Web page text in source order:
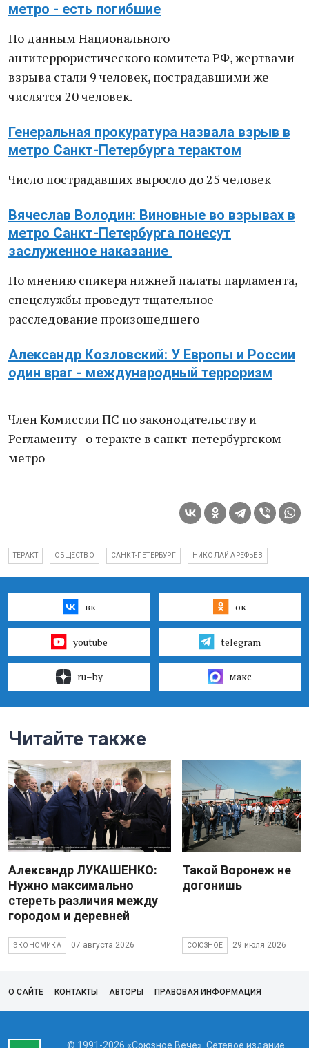
метро - есть погибшие
По данным Национального
антитеррористического комитета РФ, жертвами
взрыва стали 9 человек, пострадавшими же
числятся 20 человек.
Генеральная прокуратура назвала взрыв в
метро Санкт-Петербурга терактом
Число пострадавших выросло до 25 человек
Вячеслав Володин: Виновные во взрывах в
метро Санкт-Петербурга понесут
заслуженное наказание
По мнению спикера нижней палаты парламента,
спецслужбы проведут тщательное
расследование произошедшего
Александр Козловский: У Европы и России
один враг - международный терроризм
Член Комиссии ПС по законодательству и
Регламенту - о теракте в санкт-петербургском
метро
ТЕРАКТ ОБЩЕСТВО САНКТ-ПЕТЕРБУРГ НИКОЛАЙ АРЕФЬЕВ
вк ок
youtube telegram
ru–by макс
Читайте также
Александр ЛУКАШЕНКО:
Нужно максимально
стереть различия между
городом и деревней
ЭКОНОМИКА 07 августа 2026
Такой Воронеж не
догонишь
СОЮЗНОЕ 29 июля 2026
О САЙТЕ КОНТАКТЫ АВТОРЫ ПРАВОВАЯ ИНФОРМАЦИЯ
© 1991-2026 «Союзное Вече». Сетевое издание